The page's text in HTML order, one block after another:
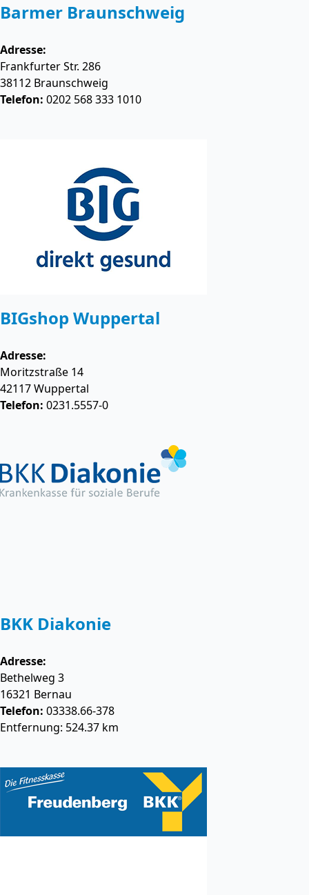
Barmer Braunschweig
Adresse:
Frankfurter Str. 286
38112 Braunschweig
Telefon: 0202 568 333 1010
BIGshop Wuppertal
Adresse:
Moritzstraße 14
42117Wuppertal
Telefon: 0231.5557-0
BKK Diakonie
Adresse:
Bethelweg 3
16321 Bernau
Telefon: 03338.66-378
Entfernung: 524.37 km